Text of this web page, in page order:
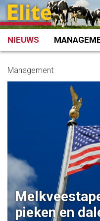
Spring
naar
inhoud
NIEUWS
Management
pieken en